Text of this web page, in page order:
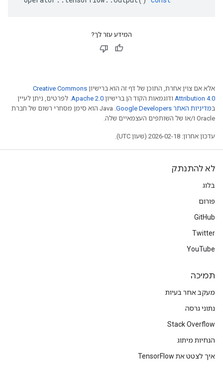
המידע עזר לך?
אלא אם צוין אחרת, התוכן של דף זה הוא ברישיון Creative Commons
Attribution 4.0 ודוגמאות הקוד הן ברישיון Apache 2.0. לפרטים, ניתן לעיין
במדיניות האתר Google Developers‏
.‏ Java הוא סימן מסחרי רשום של חברת
Oracle ו/או של השותפים העצמאיים שלה.
עדכון אחרון: 2026-02-18 (שעון UTC).
לא להתנתק
בלוג
פורום
GitHub
Twitter
YouTube
תמיכה
מעקב אחר בעיות
נתוני גרסה
Stack Overflow
הנחיות מיתוג
איך לצטט את TensorFlow